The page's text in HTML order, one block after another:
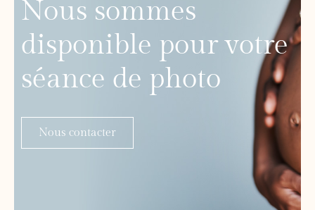
Nous sommes
disponible pour votre
séance de photo
Nous contacter